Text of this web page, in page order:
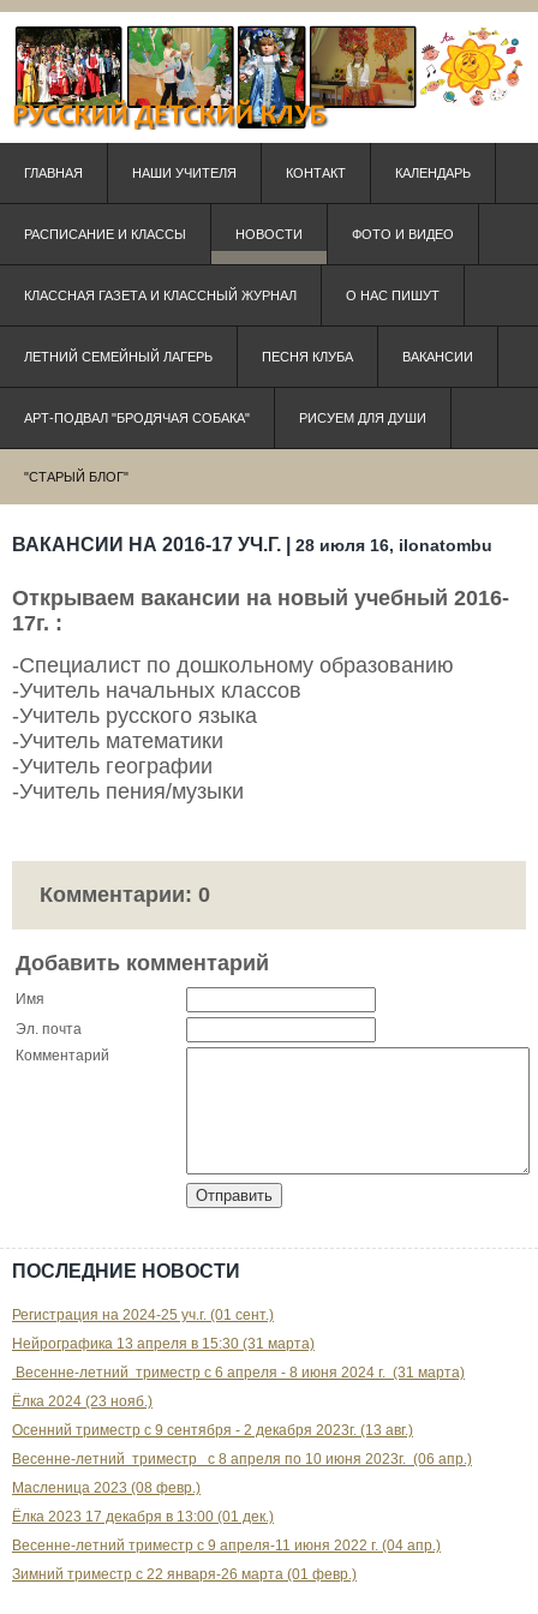
ГЛАВНАЯ НАШИ УЧИТЕЛЯ КОНТАКТ КАЛЕНДАРЬ
РАСПИСАНИЕ И КЛАССЫ НОВОСТИ ФОТО И ВИДЕО
КЛАССНАЯ ГАЗЕТА И КЛАССНЫЙ ЖУРНАЛ О НАС ПИШУТ
ЛЕТНИЙ СЕМЕЙНЫЙ ЛАГЕРЬ ПЕСНЯ КЛУБА ВАКАНСИИ
АРТ-ПОДВАЛ "БРОДЯЧАЯ СОБАКА" РИСУЕМ ДЛЯ ДУШИ
"СТАРЫЙ БЛОГ"
ВАКАНСИИ НА 2016-17 УЧ.Г. | 28 июля 16, ilonatombu
Открываем вакансии на новый учебный 2016-
17г. :
-Специалист по дошкольному образованию
-Учитель начальных классов
-Учитель русского языка
-Учитель математики
-Учитель географии
-Учитель пения/музыки
Комментарии: 0
Добавить комментарий
Имя
Эл. почта
Комментарий
ПОСЛЕДНИЕ НОВОСТИ
Регистрация на 2024-25 уч.г. (01 сент.)
Нейрографика 13 апреля в 15:30 (31 марта)
Весенне-летний триместр с 6 апреля - 8 июня 2024 г. (31 марта)
Ёлка 2024 (23 нояб.)
Осенний триместр с 9 сентября - 2 декабря 2023г. (13 авг.)
Весенне-летний триместр с 8 апреля по 10 июня 2023г. (06 апр.)
Масленица 2023 (08 февр.)
Ёлка 2023 17 декабря в 13:00 (01 дек.)
Весенне-летний триместр с 9 апреля-11 июня 2022 г. (04 апр.)
Зимний триместр с 22 января-26 марта (01 февр.)